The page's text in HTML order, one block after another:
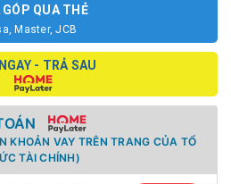
GÓP QUA THẺ
Master, JCB
- TRẢ SAU
KHOẢN VAY TRÊN TRANG CỦA TỔ
TÀI CHÍNH)